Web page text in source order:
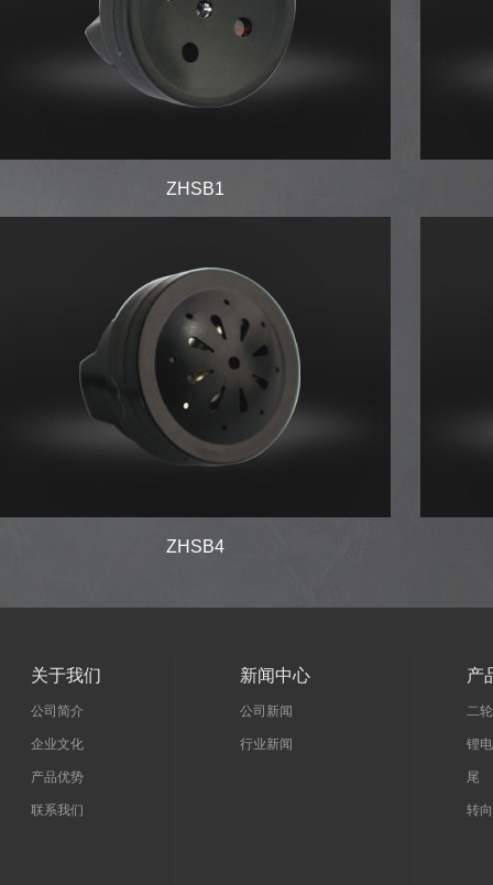
ZHSB1
ZHSB4
关于我们
公司简介
企业文化
产品优势
联系我们
新闻中心
公司新闻
行业新闻
产
二
锂
尾
转